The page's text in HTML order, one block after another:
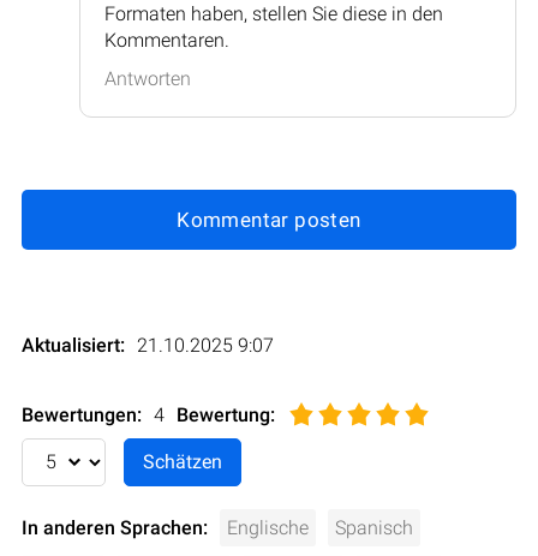
Formaten haben, stellen Sie diese in den
Kommentaren.
Antworten
Kommentar posten
Aktualisiert: 21.10.2025 9:07
Bewertungen: 4 Bewertung:
In anderen Sprachen: Englische Spanisch